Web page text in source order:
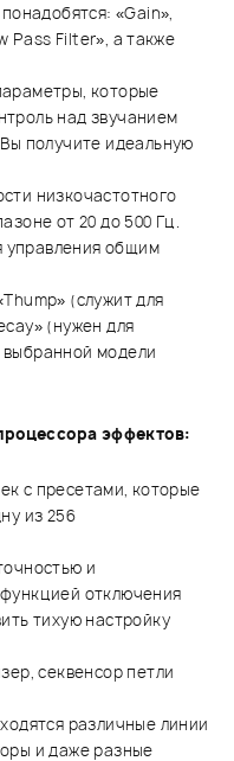
«Gain»,
Pass Filter», а также
которые
над звучанием
получите идеальную
низкочастотного
от 20 до 500 Гц.
управления общим
(служит для
(нужен для
модели
эффектов:
с пресетами, которые
из 256
и
отключения
тихую настройку
секвенсор петли
различные линии
и даже разные